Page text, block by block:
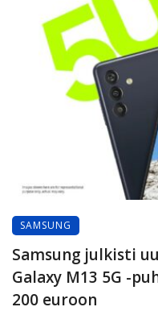
SAMSUNG
Samsung julkisti
Galaxy M13 5G -
200 euroon